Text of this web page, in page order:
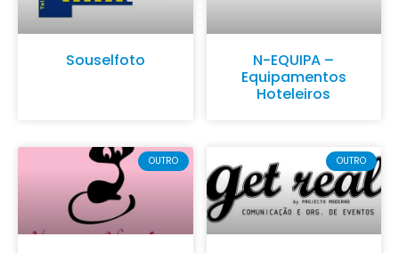
Souselfoto
N-EQUIPA –
Equipamentos
Hoteleiros
OUTRO OUTRO